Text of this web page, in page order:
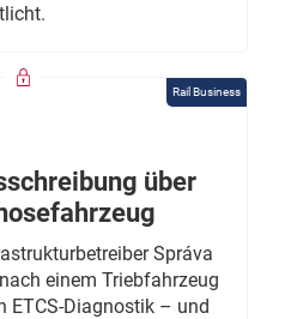
Rail Business
über
Správa
einem Triebfahrzeug
ETCS-Diagnostik – und